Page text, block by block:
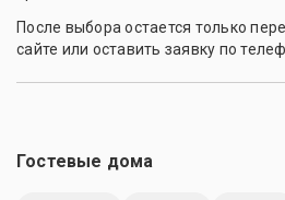
После выбора остается только
сайте или оставить заявку по
Гостевые дома